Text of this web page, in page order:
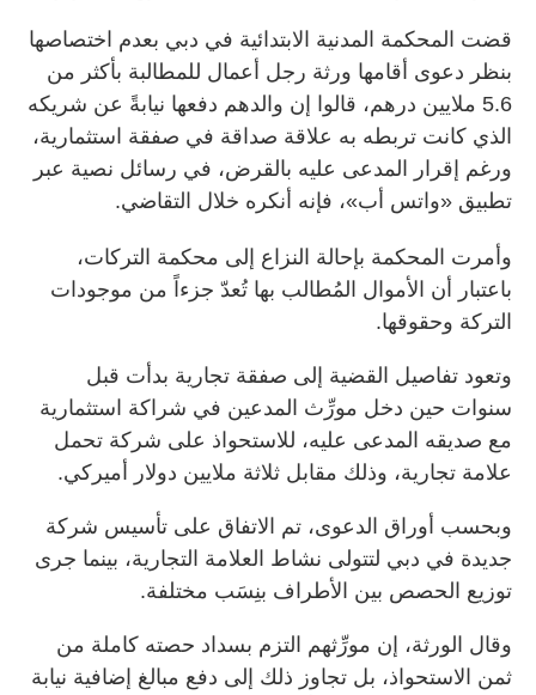
قضت المحكمة المدنية الابتدائية في دبي بعدم اختصاصها
بنظر دعوى أقامها ورثة رجل أعمال للمطالبة بأكثر من
5.6 ملايين درهم، قالوا إن والدهم دفعها نيابةً عن شريكه
الذي كانت تربطه به علاقة صداقة في صفقة استثمارية،
ورغم إقرار المدعى عليه بالقرض، في رسائل نصية عبر
تطبيق «واتس أب»، فإنه أنكره خلال التقاضي.
وأمرت المحكمة بإحالة النزاع إلى محكمة التركات،
باعتبار أن الأموال المُطالب بها تُعدّ جزءاً من موجودات
التركة وحقوقها.
وتعود تفاصيل القضية إلى صفقة تجارية بدأت قبل
سنوات حين دخل مورِّث المدعين في شراكة استثمارية
مع صديقه المدعى عليه، للاستحواذ على شركة تحمل
علامة تجارية، وذلك مقابل ثلاثة ملايين دولار أميركي.
وبحسب أوراق الدعوى، تم الاتفاق على تأسيس شركة
جديدة في دبي لتتولى نشاط العلامة التجارية، بينما جرى
توزيع الحصص بين الأطراف بنِسَب مختلفة.
وقال الورثة، إن مورِّثهم التزم بسداد حصته كاملة من
ثمن الاستحواذ، بل تجاوز ذلك إلى دفع مبالغ إضافية نيابة